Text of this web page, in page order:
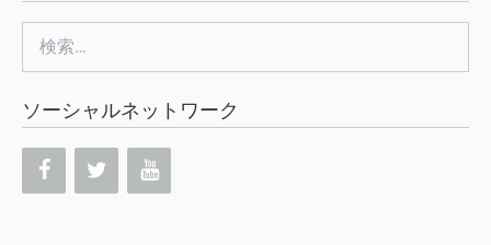
索:
ソーシャルネットワーク